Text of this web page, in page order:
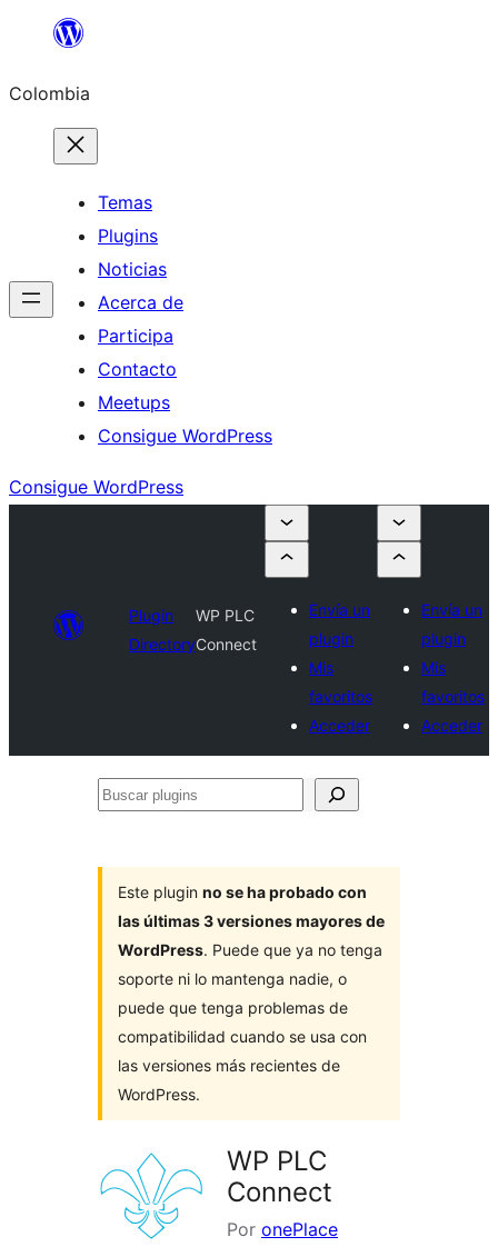
Saltar
contenido
Colombia
Temas
Plugins
Noticias
Acerca de
Participa
Contacto
Meetups
Consigue WordPress
Consigue WordPress
Plugin
Directory
WP PLC
Connect
Envía un
plugin
Mis
favoritos
Acceder
Envía un
plugin
Mis
favoritos
Acceder
Buscar
Este plugin no se ha probado con
las últimas 3 versiones mayores de
WordPress. Puede que ya no tenga
soporte ni lo mantenga nadie, o
puede que tenga problemas de
compatibilidad cuando se usa con
las versiones más recientes de
WordPress.
WP PLC
Connect
Por onePlace